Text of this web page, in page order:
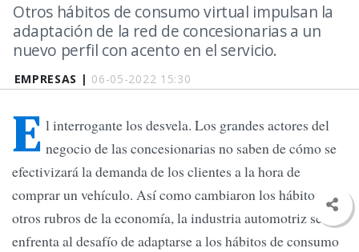
EMPRESAS | 06-05-2022 15:30
Otros hábitos de consumo virtual impulsan la
adaptación de la red de concesionarias a un
nuevo perfil con acento en el servicio.
E l interrogante los desvela. Los grandes actores del
negocio de las concesionarias no saben de cómo se
efectivizará la demanda de los clientes a la hora de
comprar un vehículo. Así como cambiaron los hábitos en
otros rubros de la economía, la industria automotriz se
enfrenta al desafío de adaptarse a los hábitos de consumo